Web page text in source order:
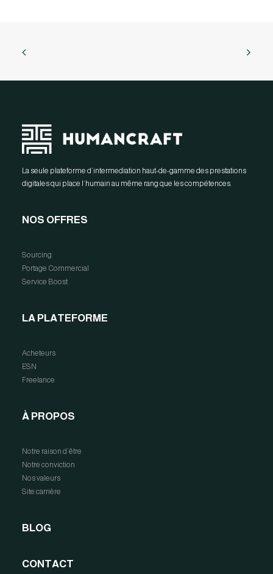
La seule plateforme d’intermediation haut-de-gamme des prestations
digitales qui place l’humain au même rang que les compétences.
NOS OFFRES
Sourcing
Portage Commercial
Service Boost
LA PLATEFORME
Acheteurs
ESN
Freelance
À PROPOS
Notre raison d’être
Notre conviction
Nos valeurs
Site carrière
BLOG
CONTACT